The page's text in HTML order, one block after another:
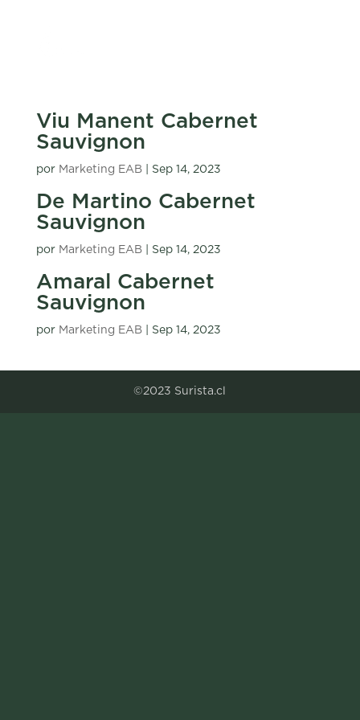
Viu Manent Cabernet
Sauvignon
por Marketing EAB| Sep 14, 2023
De Martino Cabernet
Sauvignon
por Marketing EAB| Sep 14, 2023
Amaral Cabernet
Sauvignon
por Marketing EAB| Sep 14, 2023
©2023 Surista.cl